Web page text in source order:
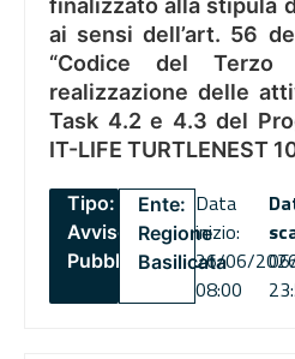
finalizzato alla stipula
ai sensi dell’art. 56
“Codice del
realizzazione delle
Task 4.2 e 4.3 del
IT-LIFE TURTLENEST
Tipo:
Avviso
Pubblico
Ente:
Regione
Basilicata
Data
inizio:
26/06/
08:00